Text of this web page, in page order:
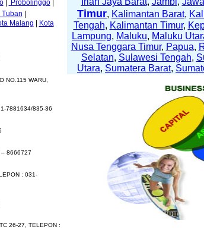
| Probolinggo|
Tuban
Malang
Kota
NO.115 WARU,
7881634/835-36
– 8666727
: 031-
26-27, TELEPON :
Timur, Kalimantan Barat,
Tengah, Kalimantan Timur,
Lampung, Maluku, Maluku
Nusa Tenggara Timur, Papua,
Selatan, Sulawesi Tengah,
Utara, Sumatera Barat,